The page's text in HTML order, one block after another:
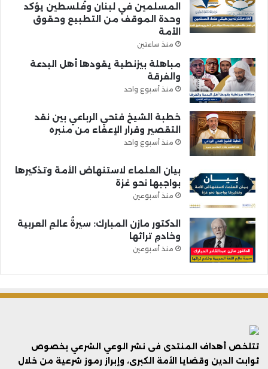
المسلمين في لبنان وفلسطين يؤكد
وحدة الموقف من التطبيع وحقوق
الأمة
منذ ساعتين
مباهلة بيزنطية يقودها أهل البدعة
والفرقة
منذ أسبوع واحد
خطبة الشيخ فتحي الرباعي بين نقد
التقصير وقرار الإعفاء من منبره
منذ أسبوع واحد
بيان العلماء لاستنهاض الأمة وتذكيرها
بواجبها نحو غزة
منذ أسبوعين
الدكتور مازن المبارك: سيرةُ عالمِ العربية
وخادمِ تراثها
منذ أسبوعين
تتلخص أهداف المنتدى فى نشر الوعي الشرعي بخصوص
ثوابت الدين وقضايا الأمة الكبرى، وإبراز رموز شرعية من خلال